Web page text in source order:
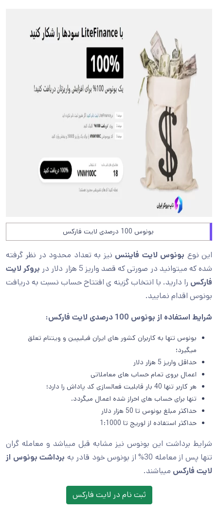
بونوس 100 درصدی لایت فارکس
این نوع بونوس لایت فایننس نیز به تعداد محدود در نظر گرفته
شده که میتوانید در صورتی که قصد واریز 5 هزار دلار در
بروکر لایت
فارکس را دارید. با انتخاب گزینه ی افتتاح حساب نسبت به دریافت
بونوس اقدام نمایید.
شرایط استفاده از بونوس 100 درصدی لایت فارکس :
بونوس تنها به کاربران کشور های ایران فیلیپین و ویتنام تعلق
میگیرد؛
حداقل واریز 5 هزار دلار
اعمال بروی تمام حساب های معاملاتی
هر کاربر تنها 40 بار قابلیت فعالسازی کد پاداش را دارد؛
تنها برای حساب های احراز شده اعمال میگردد.
حداکثر مبلغ بونوس تا 50 هزار دلار
حداکثر استفاده از لوریج تا 1:1000
شرایط برداشت این بونوس نیز مشابه قبل میباشد و معامله گران
تنها پس از معامله 30% از بونوس خود قادر به
برداشت بونوس از
لایت فارکس میباشند.
ثبت نام در لایت فارکس